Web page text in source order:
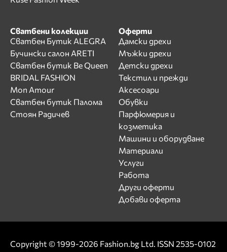
Сватбени колекции
Сватбен Бутик ALEGRA
Бучински салон ARETI
Сватбен бутик Be Queen
BRIDAL FASHION
Mon Amour
Сватбен бутик Палома
Стоян Радичев
Оферти
Дамски дрехи
Мъжки дрехи
Детски дрехи
Текстил и прежди
Аксесоари
Обувки
Парфюмерия и
козметика
Машини и оборудване
Материали
Услуги
Работа
Други оферти
Добави оферта
Copyright © 1999-2026 Fashion.bg Ltd. ISSN 2535-0102